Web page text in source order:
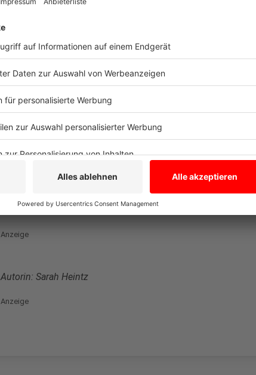
In Köln selbst passen lokale Verkehrsbetriebe ihre
"Rathaus" nicht mehr angefahren. Stattdessen pendeln die
zwischen Dom/HBF und Heumarkt. Die Bahnen des KVB
alle 15 Minuten und danach jede halbe Stunde.
Nähere
Anzeige
Kein Glas und keine unnötigen Provokationen
Anzeige
Neben Straßensperrungen und Verkehrsanpassungen
bestimmten Zonen verboten.
Gegenstände wie z.B. Lautsprecherboxen, Bollerwagen und
Anzeige
Autorin: Sarah Heintz
Anzeige